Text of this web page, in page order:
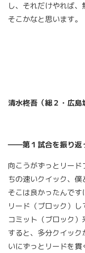
し、それだけやれば
そこかなと思います。
清水柊吾（総２・広島
――第１試合を振り返
向こうがずっとリー
ちの速いクイック、僕
そこは良かったんで
リード（ブロック）し
コミット（ブロック
すると、多分クイッ
いにずっとリードを